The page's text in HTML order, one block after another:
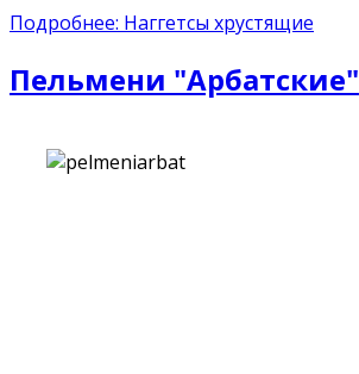
Подробнее: Наггетсы хрустящие
Пельмени "Арбатские"